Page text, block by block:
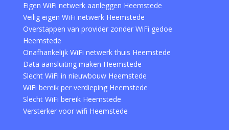
Eigen WiFi netwerk aanleggen Heemstede
Veilig eigen WiFi netwerk Heemstede
Overstappen van provider zonder WiFi gedoe
Heemstede
Onafhankelijk WiFi netwerk thuis Heemstede
Data aansluiting maken Heemstede
Slecht WiFi in nieuwbouw Heemstede
WiFi bereik per verdieping Heemstede
Slecht WiFi bereik Heemstede
Versterker voor wifi Heemstede